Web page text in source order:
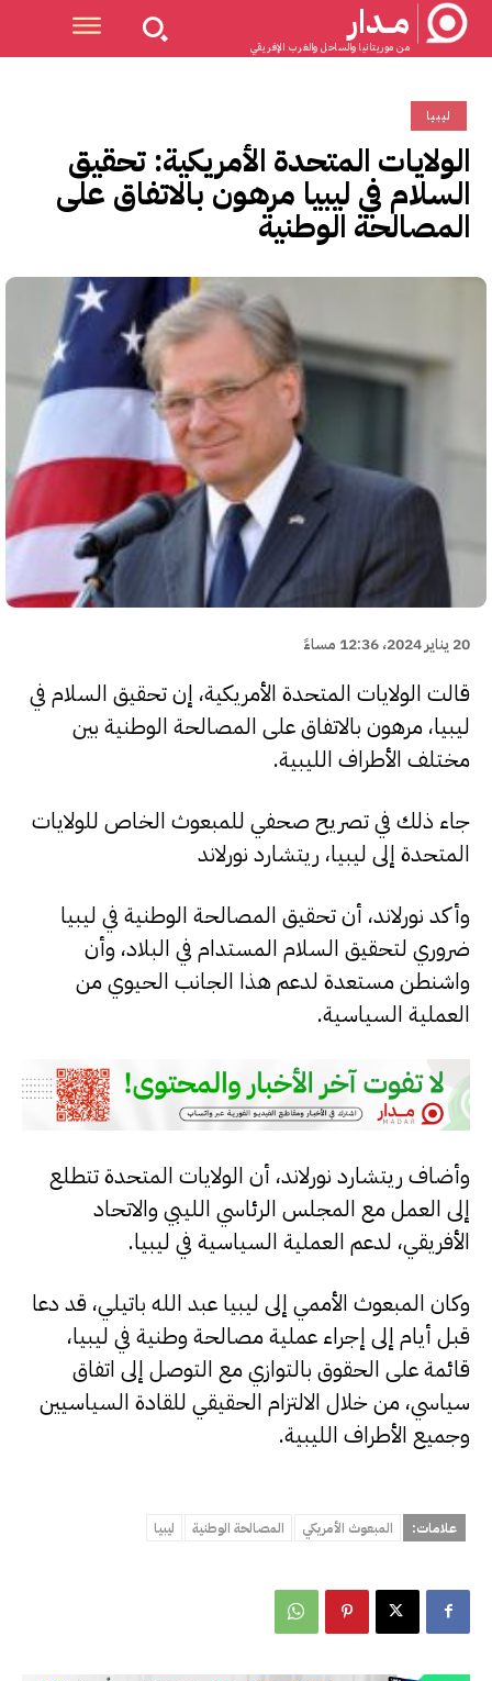
مــدار
من موريتانيا والساحل والغرب الإفريقي
ليبيا
الولايات المتحدة الأمريكية: تحقيق
السلام في ليبيا مرهون بالاتفاق على
المصالحة الوطنية
20 يناير 2024، 12:36 مساءً
قالت الولايات المتحدة الأمريكية، إن تحقيق السلام في
ليبيا، مرهون بالاتفاق على المصالحة الوطنية بين
مختلف الأطراف الليبية.
جاء ذلك في تصريح صحفي للمبعوث الخاص للولايات
المتحدة إلى ليبيا، ريتشارد نورلاند
وأكد نورلاند، أن تحقيق المصالحة الوطنية في ليبيا
ضروري لتحقيق السلام المستدام في البلاد، وأن
واشنطن مستعدة لدعم هذا الجانب الحيوي من
العملية السياسية.
وأضاف ريتشارد نورلاند، أن الولايات المتحدة تتطلع
إلى العمل مع المجلس الرئاسي الليبي والاتحاد
الأفريقي، لدعم العملية السياسية في ليبيا.
وكان المبعوث الأممي إلى ليبيا عبد الله باتيلي، قد دعا
قبل أيام إلى إجراء عملية مصالحة وطنية في ليبيا،
قائمة على الحقوق بالتوازي مع التوصل إلى اتفاق
سياسي، من خلال الالتزام الحقيقي للقادة السياسيين
وجميع الأطراف الليبية.
علامات: المبعوث الأمريكي المصالحة الوطنية ليبيا